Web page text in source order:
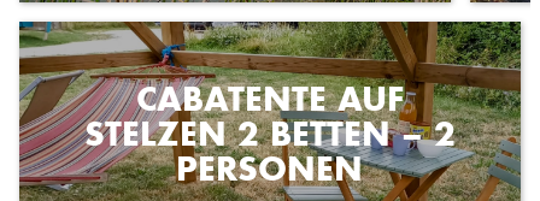
CABATENTE AUF
STELZEN 2 BETTEN – 2
PERSONEN